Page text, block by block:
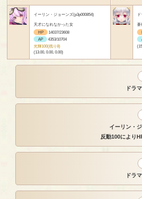
イーリン・ジョーンズ(p3p000854)
天才になれなかった女
HP
14037/23608
AP
4353/10704
光輝100(残り8)
(13.00, 0.00, 0.00)
蒼
ドラ
イーリン・
反動100により
ドラ